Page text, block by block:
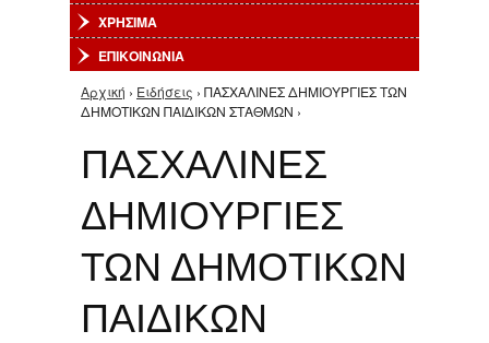
ΧΡΗΣΙΜΑ
ΕΠΙΚΟΙΝΩΝΙΑ
Είστε εδώ
Αρχική › Ειδήσεις › ΠΑΣΧΑΛΙΝΕΣ ΔΗΜΙΟΥΡΓΙΕΣ ΤΩΝ
ΔΗΜΟΤΙΚΩΝ ΠΑΙΔΙΚΩΝ ΣΤΑΘΜΩΝ ›
ΠΑΣΧΑΛΙΝΕΣ
ΔΗΜΙΟΥΡΓΙΕΣ
ΤΩΝ ΔΗΜΟΤΙΚΩΝ
ΠΑΙΔΙΚΩΝ